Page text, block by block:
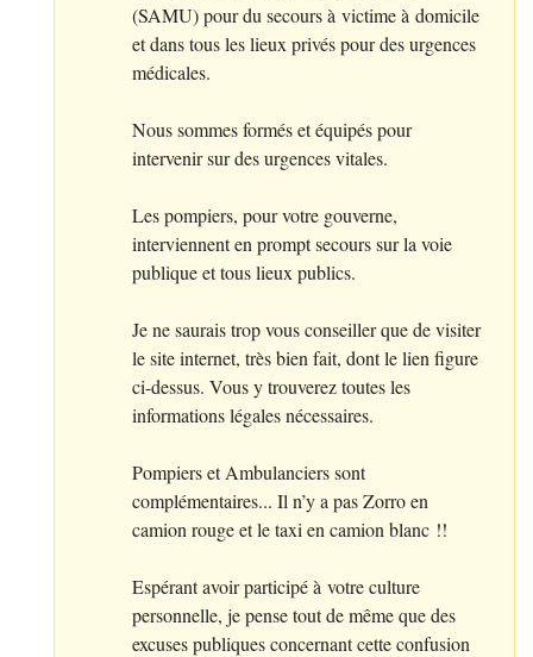
(SAMU) pour du secours à victime à domicile
et dans tous les lieux privés pour des urgences
médicales.
Nous sommes formés et équipés pour
intervenir sur des urgences vitales.
Les pompiers, pour votre gouverne,
interviennent en prompt secours sur la voie
publique et tous lieux publics.
Je ne saurais trop vous conseiller que de visiter
le site internet, très bien fait, dont le lien figure
ci-dessus. Vous y trouverez toutes les
informations légales nécessaires.
Pompiers et Ambulanciers sont
complémentaires... Il n’y a pas Zorro en
camion rouge et le taxi en camion blanc !!
Espérant avoir participé à votre culture
personnelle, je pense tout de même que des
excuses publiques concernant cette confusion